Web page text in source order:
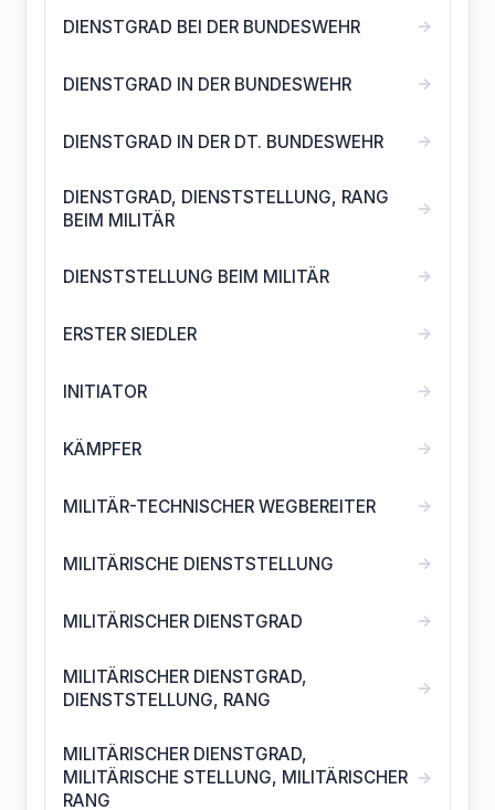
DIENSTGRAD BEI DER BUNDESWEHR →
DIENSTGRAD IN DER BUNDESWEHR →
DIENSTGRAD IN DER DT. BUNDESWEHR →
DIENSTGRAD, DIENSTSTELLUNG, RANG
BEIM MILITÄR
→
DIENSTSTELLUNG BEIM MILITÄR →
ERSTER SIEDLER →
INITIATOR →
KÄMPFER →
MILITÄR-TECHNISCHER WEGBEREITER →
MILITÄRISCHE DIENSTSTELLUNG →
MILITÄRISCHER DIENSTGRAD →
MILITÄRISCHER DIENSTGRAD,
DIENSTSTELLUNG, RANG
→
MILITÄRISCHER DIENSTGRAD,
MILITÄRISCHE STELLUNG, MILITÄRISCHER
RANG
→